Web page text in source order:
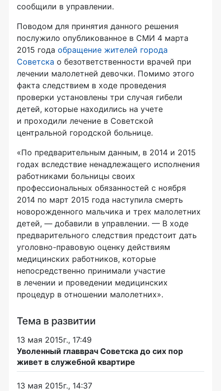
сообщили в управлении.
Поводом для принятия данного решения
послужило опубликованное в СМИ 4 марта
2015 года обращение жителей города
Советска о безответственности врачей при
лечении малолетней девочки. Помимо этого
факта следствием в ходе проведения
проверки установлены три случая гибели
детей, которые находились на учете
и проходили лечение в Советской
центральной городской больнице.
«По предварительным данным, в 2014 и 2015
годах вследствие ненадлежащего исполнения
работниками больницы своих
профессиональных обязанностей с ноября
2014 по март 2015 года наступила смерть
новорожденного мальчика и трех малолетних
детей, — добавили в управлении. — В ходе
предварительного следствия предстоит дать
уголовно-правовую оценку действиям
медицинских работников, которые
непосредственно принимали участие
в лечении и проведении медицинских
процедур в отношении малолетних».
Тема в развитии
13 мая 2015г., 17:49
Уволенный главврач Советска до сих пор
живет в служебной квартире
13 мая 2015г., 14:37